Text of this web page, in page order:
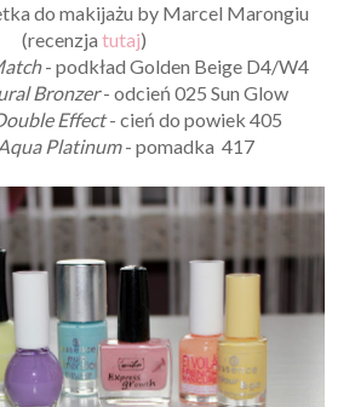
do makijażu by Marcel Marongiu
(recenzja tutaj)
- podkład Golden Beige D4/W4
Bronzer- odcień 025 Sun Glow
Effect- cień do powiek 405
Platinum- pomadka 417